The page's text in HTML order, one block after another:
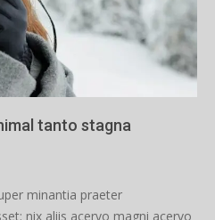
tanto stagna
minantia praeter
nix aliis acervo magni acervo